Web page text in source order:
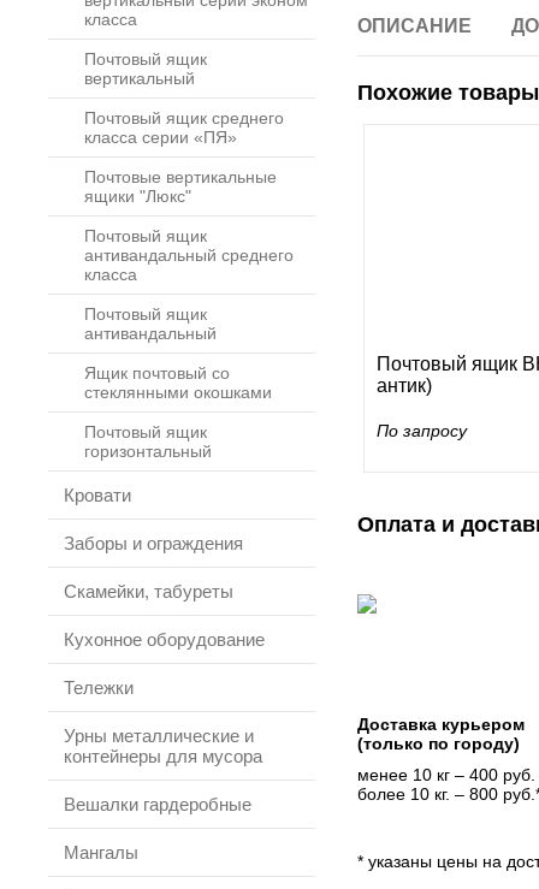
класса
Почтовый ящик
вертикальный
Почтовый ящик среднего
класса серии «ПЯ»
Почтовые вертикальные
ящики "Люкс"
Почтовый ящик
антивандальный среднего
класса
Почтовый ящик
антивандальный
Ящик почтовый со
стеклянными окошками
Почтовый ящик
горизонтальный
Кровати
Заборы и ограждения
Скамейки, табуреты
Кухонное оборудование
Тележки
Урны металлические и
контейнеры для мусора
Вешалки гардеробные
Мангалы
ОПИСАНИЕ
Похожие
Почтовый ящик
антик)
По запросу
Оплата и
Доставка курьером
(только по городу)
менее 10 кг – 400 руб.
более 10 кг. – 800
* указаны цены на